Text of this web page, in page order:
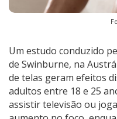
Um estudo conduzido
de Swinburne, na
de telas geram efeitos
adultos entre 18 e 25
assistir televisão ou